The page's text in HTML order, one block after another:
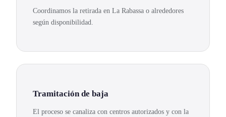
Coordinamos la retirada en La Rabassa o alrededores
según disponibilidad.
Tramitación de baja
El proceso se canaliza con centros autorizados y con la